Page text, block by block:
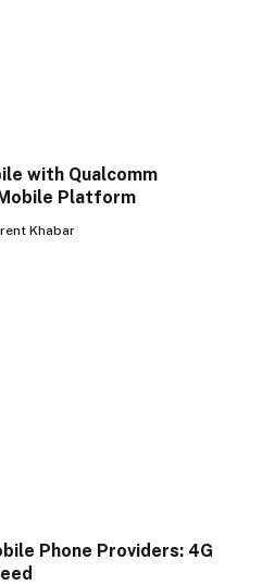
with Qualcomm
Platform
Khabar
Phone Providers: 4G